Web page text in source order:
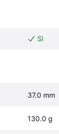
Sì
37.0 mm
130.0 g